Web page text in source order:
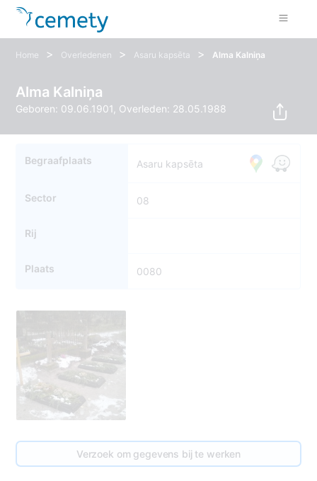
Home > Overledenen > Asaru kapsēta > Alma Kalniņa
Alma Kalniņa
Geboren: 09.06.1901, Overleden: 28.05.1988
Begraafplaats Asaru kapsēta
Sector 08
Rij
Plaats 0080
Verzoek om gegevens bij te werken